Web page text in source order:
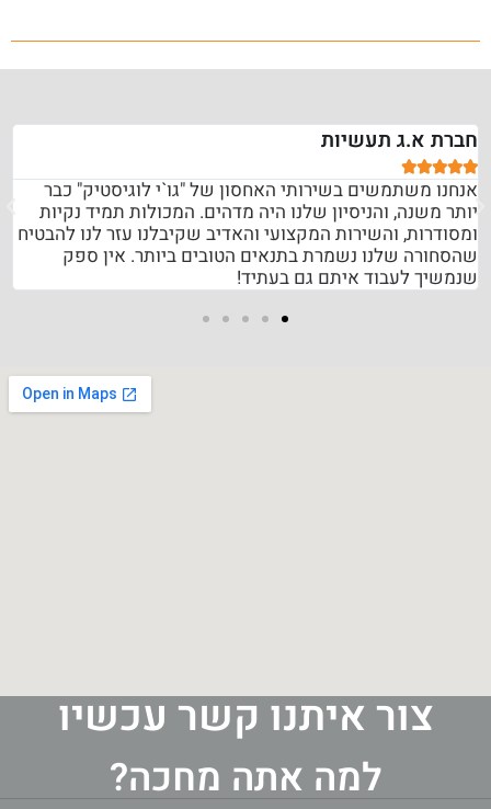
חברת א.ג תעשיות





אנחנו משתמשים בשירותי האחסון של "גו`י לוגיסטיק" כבר
יותר משנה, והניסיון שלנו היה מדהים. המכולות תמיד נקיות
ומסודרות, והשירות המקצועי והאדיב שקיבלנו עזר לנו להבטיח
שהסחורה שלנו נשמרת בתנאים הטובים ביותר. אין ספק
שנמשיך לעבוד איתם גם בעתיד!
צור איתנו קשר עכשיו
למה אתה מחכה?